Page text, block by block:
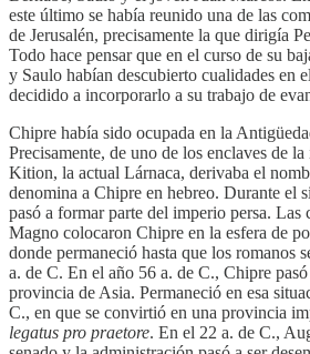
este último se había reunido una de las
de Jerusalén, precisamente la que dirigía
Todo hace pensar que en el curso de su
y Saulo habían descubierto cualidades en
decidido a incorporarlo a su trabajo de
Chipre había sido ocupada en la
Precisamente, de uno de los enclaves de
Kition, la actual Lárnaca, derivaba el
denomina a Chipre en hebreo. Durante el
pasó a formar parte del imperio persa. Las
Magno colocaron Chipre en la esfera de
donde permaneció hasta que los romanos
a. de C. En el año 56 a. de C., Chipre
provincia de Asia. Permaneció en esa
C., en que se convirtió en una provincia
legatus pro praetore. En el 22 a. de C.,